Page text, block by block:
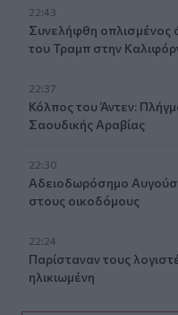
22:43
Συνελήφθη οπλισμένος
του Τραμπ στην
22:37
Κόλπος του Άντεν:
Σαουδικής Αραβίας
22:30
Αδειοδωρόσημο
στους οικοδόμους
22:24
Παρίσταναν τους
ηλικιωμένη